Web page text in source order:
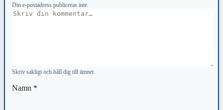
Din e-postadress publiceras inte.
Kommentar
Skriv sakligt och håll dig till ämnet.
Namn *